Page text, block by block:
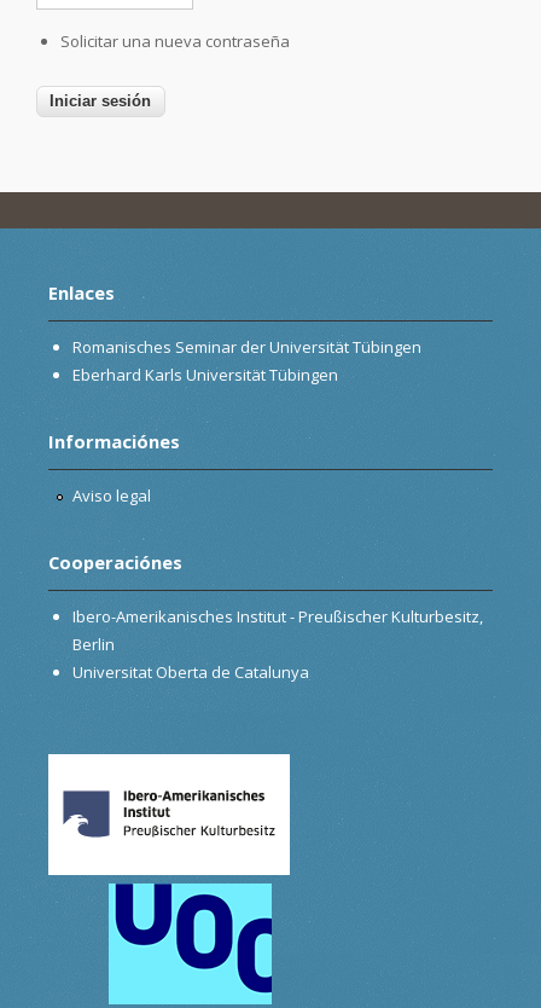
Solicitar una nueva contraseña
Enlaces
Romanisches Seminar der Universität Tübingen
Eberhard Karls Universität Tübingen
Informaciónes
Aviso legal
Cooperaciónes
Ibero-Amerikanisches Institut - Preußischer Kulturbesitz,
Berlin
Universitat Oberta de Catalunya